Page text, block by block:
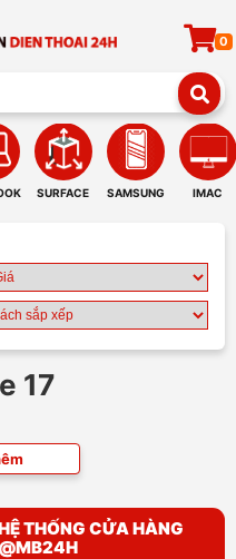
0
SURFACE SAMSUNG IMAC
17
THỐNG CỬA HÀNG
@MB24H